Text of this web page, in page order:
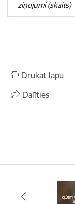
ziņojumi (skaits)
Drukāt lapu
Dalīties